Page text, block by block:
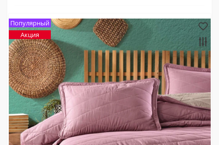
Популярный
Акция